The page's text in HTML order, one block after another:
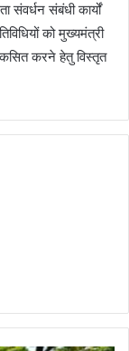
संवर्धन संबंधी कार्यों
को मुख्यमंत्री
करने हेतु विस्तृत